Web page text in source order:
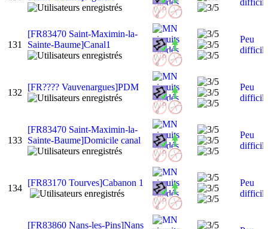
131
[FR83470 Saint-Maximin-la-
Sainte-Baume]Canal1
Peu
132
[FR???? Vauvenargues]PDM
Peu
133
[FR83470 Saint-Maximin-la-
Sainte-Baume]Domicile canal
Peu
134
[FR83170 Tourves]Cabanon 1
Peu
[FR83860 Nans-les-Pins]Nans